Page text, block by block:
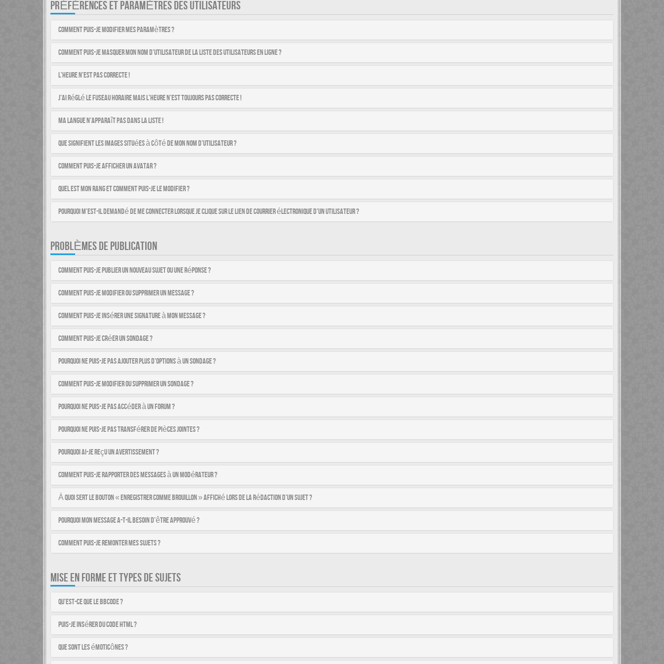
PRÉFÉRENCES ET PARAMÈTRES DES UTILISATEURS
Comment puis-je modifier mes paramètres ?
Comment puis-je masquer mon nom d’utilisateur de la liste des utilisateurs en ligne ?
L’heure n’est pas correcte !
J’ai réglé le fuseau horaire mais l’heure n’est toujours pas correcte !
Ma langue n’apparaît pas dans la liste !
Que signifient les images situées à côté de mon nom d’utilisateur ?
Comment puis-je afficher un avatar ?
Quel est mon rang et comment puis-je le modifier ?
Pourquoi m’est-il demandé de me connecter lorsque je clique sur le lien de courrier électronique d’un utilisateur ?
PROBLÈMES DE PUBLICATION
Comment puis-je publier un nouveau sujet ou une réponse ?
Comment puis-je modifier ou supprimer un message ?
Comment puis-je insérer une signature à mon message ?
Comment puis-je créer un sondage ?
Pourquoi ne puis-je pas ajouter plus d’options à un sondage ?
Comment puis-je modifier ou supprimer un sondage ?
Pourquoi ne puis-je pas accéder à un forum ?
Pourquoi ne puis-je pas transférer de pièces jointes ?
Pourquoi ai-je reçu un avertissement ?
Comment puis-je rapporter des messages à un modérateur ?
À quoi sert le bouton « Enregistrer comme brouillon » affiché lors de la rédaction d’un sujet ?
Pourquoi mon message a-t-il besoin d’être approuvé ?
Comment puis-je remonter mes sujets ?
MISE EN FORME ET TYPES DE SUJETS
Qu’est-ce que le BBCode ?
Puis-je insérer du code HTML ?
Que sont les émoticônes ?